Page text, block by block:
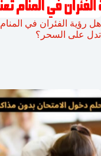
هل رؤية الفئران في المنام
تدل على السحر؟